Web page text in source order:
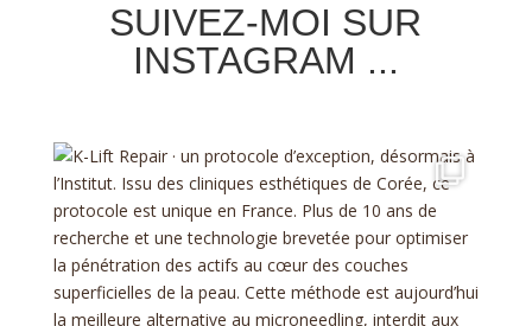
SUIVEZ-MOI SUR
INSTAGRAM ...